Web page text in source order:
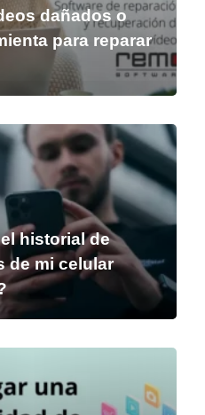
dañados o
para reparar
historial de
de mi celular